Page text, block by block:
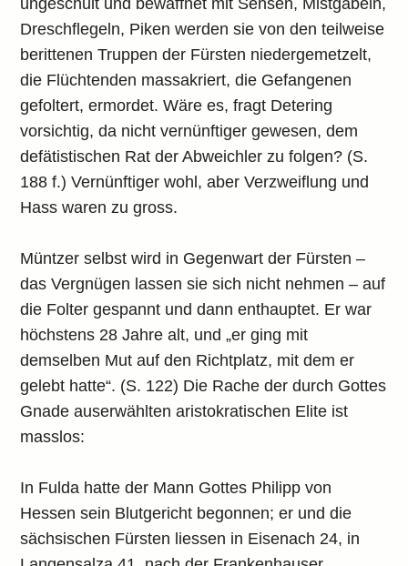
ungeschult und bewaffnet mit Sensen, Mistgabeln,
Dreschflegeln, Piken werden sie von den teilweise
berittenen Truppen der Fürsten niedergemetzelt,
die Flüchtenden massakriert, die Gefangenen
gefoltert, ermordet. Wäre es, fragt Detering
vorsichtig, da nicht vernünftiger gewesen, dem
defätistischen Rat der Abweichler zu folgen? (S.
188 f.) Vernünftiger wohl, aber Verzweiflung und
Hass waren zu gross.
Müntzer selbst wird in Gegenwart der Fürsten –
das Vergnügen lassen sie sich nicht nehmen – auf
die Folter gespannt und dann enthauptet. Er war
höchstens 28 Jahre alt, und „er ging mit
demselben Mut auf den Richtplatz, mit dem er
gelebt hatte“. (S. 122) Die Rache der durch Gottes
Gnade auserwählten aristokratischen Elite ist
masslos:
In Fulda hatte der Mann Gottes Philipp von
Hessen sein Blutgericht begonnen; er und die
sächsischen Fürsten liessen in Eisenach 24, in